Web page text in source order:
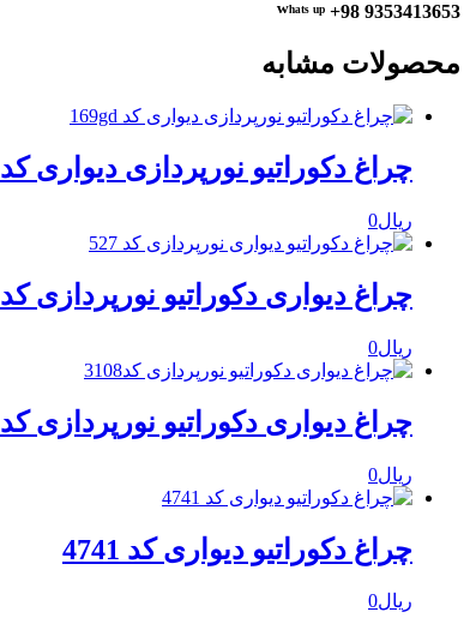
ᵂʰᵃᵗˢ ᵘᵖ +98 9353413653
محصولات مشابه
چراغ دکوراتیو نورپردازی دیواری کد 169gd
ریال0
چراغ دیواری دکوراتیو نورپردازی کد 0527
ریال0
چراغ دیواری دکوراتیو نورپردازی کد3108
ریال0
چراغ دکوراتیو دیواری کد 4741
ریال0